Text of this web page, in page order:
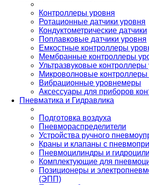
Контроллеры уровня
Ротационные датчики уровня
Кондуктометрические датчики
Поплавковые датчики уровня
Емкостные контроллеры
Мембранные контроллеры
Ультразвуковые контроллеры
Микроволновые контроллеры
Вибрационные уровнемеры
Аксессуары для приборов
Пневматика и Гидравлика
Подготовка воздуха
Пневмораспределители
Устройства ручного
Краны и клапаны с
Пневмоцилиндры и
Комплектующие для
Позиционеры и
(ЭПП)